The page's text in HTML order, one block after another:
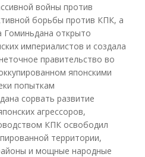
войны против
борьбы против КПК, а
Гоминьдана открыто
империалистов и создала
правительство во
японскими
попыткам
сорвать развитие
агрессоров,
КПК освободил
территории,
и мощные народные